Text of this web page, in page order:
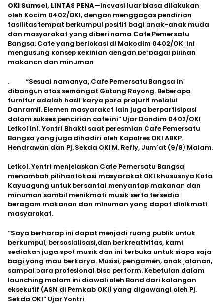
OKI Sumsel, LINTAS PENA—Inovasi luar biasa dilakukan
oleh Kodim 0402/OKI, dengan menggagas pendirian
fasilitas tempat berkumpul positif bagi anak-anak muda
dan masyarakat yang diberi nama Cafe Pemersatu
Bangsa. Cafe yang berlokasi di Makodim 0402/OKI ini
mengusung konsep kekinian dengan berbagai pilihan
makanan dan minuman
. “Sesuai namanya, Cafe Pemersatu Bangsa ini
dibangun atas semangat Gotong Royong. Beberapa
furnitur adalah hasil karya para prajurit melalui
Danramil. Elemen masyarakat lain juga berpartisipasi
dalam sukses pendirian cafe ini” Ujar Dandim 0402/OKI
Letkol Inf. Yontri Bhakti saat peresmian Cafe Pemersatu
Bangsa yang juga dihadiri oleh Kapolres OKI ABKP.
Hendrawan dan Pj. Sekda OKI M. Refly, Jum’at (9/8) Malam.
Letkol. Yontri menjelaskan Cafe Pemersatu Bangsa
menambah pilihan lokasi masyarakat OKI khususnya Kota
Kayuagung untuk bersantai menyantap makanan dan
minuman sambil menikmati musik serta tersedia
beragam makanan dan minuman yang dapat dinikmati
masyarakat.
“Saya berharap ini dapat menjadi ruang publik untuk
berkumpul, bersosialisasi,dan berkreativitas, kami
sediakan juga spot musik dan ini terbuka untuk siapa saja
bagi yang mau berkarya. Musisi, pengamen, anak jalanan,
sampai para profesional bisa perform. Kebetulan dalam
launching malam ini diawali oleh Band dari kalangan
eksekutif (ASN di Pemkab OKI) yang digawangi oleh Pj.
Sekda OKI” Ujar Yontri